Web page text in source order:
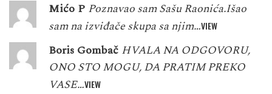
Mićo P Poznavao sam Sašu Raonića.Išao
sam na izviđače skupa sa njim…VIEW
Boris Gombač HVALA NA ODGOVORU,
ONO STO MOGU, DA PRATIM PREKO
VASE…VIEW